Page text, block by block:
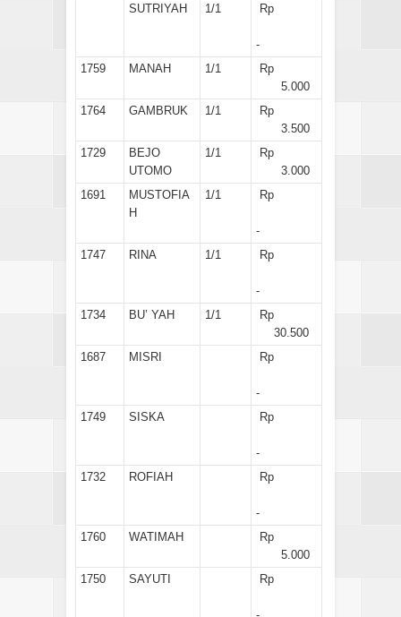
SUTRIYAH
1/1 Rp
-
1759
MANAH 1/1
Rp
5.000
1764
GAMBRUK 1/1
Rp
3.500
1729
BEJO
UTOMO
1/1
Rp
3.000
1691
MUSTOFIA
H
1/1 Rp
-
1747
RINA 1/1 Rp
-
1734
BU’ YAH 1/1
Rp
30.500
1687
MISRI Rp
-
1749
SISKA Rp
-
1732
ROFIAH Rp
-
1760
WATIMAH
Rp
5.000
1750
SAYUTI Rp